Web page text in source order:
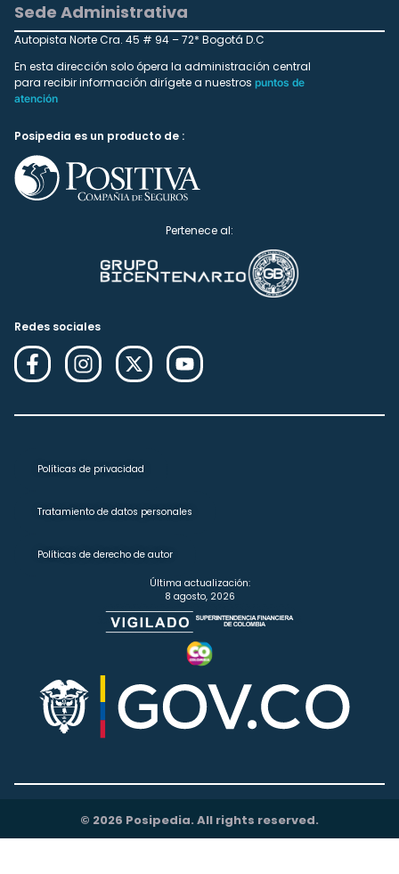
Sede Administrativa
Autopista Norte Cra. 45 # 94 – 72* Bogotá D.C
En esta dirección solo ópera la administración central
para recibir información dirígete a nuestros puntos de
atención
Posipedia es un producto de :
Pertenece al:
Redes sociales
Políticas de privacidad
Tratamiento de datos personales
Políticas de derecho de autor
Última actualización:
8 agosto, 2026
© 2026 Posipedia. All rights reserved.